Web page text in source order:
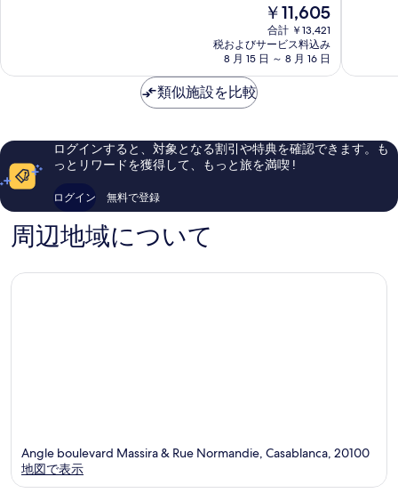
ブ
シ
ィ
セ
ー
も
コ
612
件
口
コ
現
在
の
料
金
￥11,605
合計 ￥13,421
税およびサービス料込み
8 月 15 日 ～ 8 月 16 日
ン
ィ
セ
コ
件
の
類似施設を比較
ログインすると、対象となる割引や特典を確認できます。も
っとリワードを獲得して、もっと旅を満喫 !
ログイン 無料で登録
周辺地域について
Angle boulevard Massira & Rue Normandie, Casablanca, 20100
地図で表示